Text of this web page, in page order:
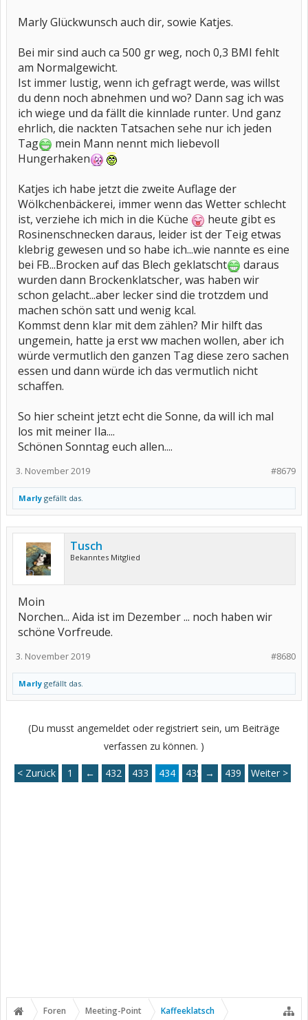
Marly Glückwunsch auch dir, sowie Katjes.
Bei mir sind auch ca 500 gr weg, noch 0,3 BMI fehlt
am Normalgewicht.
Ist immer lustig, wenn ich gefragt werde, was willst
du denn noch abnehmen und wo? Dann sag ich was
ich wiege und da fällt die kinnlade runter. Und ganz
ehrlich, die nackten Tatsachen sehe nur ich jeden
Tag
mein Mann nennt mich liebevoll
Hungerhaken
Katjes ich habe jetzt die zweite Auflage der
Wölkchenbäckerei, immer wenn das Wetter schlecht
ist, verziehe ich mich in die Küche
heute gibt es
Rosinenschnecken daraus, leider ist der Teig etwas
klebrig gewesen und so habe ich...wie nannte es eine
bei FB...Brocken auf das Blech geklatscht
daraus
wurden dann Brockenklatscher, was haben wir
schon gelacht...aber lecker sind die trotzdem und
machen schön satt und wenig kcal.
Kommst denn klar mit dem zählen? Mir hilft das
ungemein, hatte ja erst ww machen wollen, aber ich
würde vermutlich den ganzen Tag diese zero sachen
essen und dann würde ich das vermutlich nicht
schaffen.
So hier scheint jetzt echt die Sonne, da will ich mal
los mit meiner Ila....
Schönen Sonntag euch allen....
#8679
3. November 2019
Marly gefällt das.
Tusch
Bekanntes Mitglied
Moin
Norchen... Aida ist im Dezember ... noch haben wir
schöne Vorfreude.
#8680
3. November 2019
Marly gefällt das.
(Du musst angemeldet oder registriert sein, um Beiträge
verfassen zu können. )
< Zurück 1 ← 432 433 434 435 436
→ 439 Weiter >
Foren Meeting-Point Kaffeeklatsch